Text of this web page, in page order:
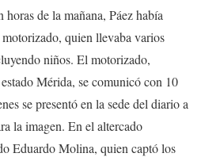
horas de la mañana, Páez había
quien llevaba varios
niños. El motorizado,
Mérida, se comunicó con 10
se presentó en la sede del diario a
la imagen. En el altercado
Eduardo Molina, quien captó los